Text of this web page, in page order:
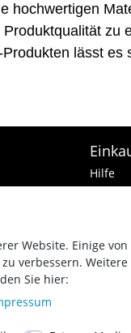
hochwertigen
zu
lässt
Hilfe
Zur
Website. Einige
verbessern.
Sie hier: